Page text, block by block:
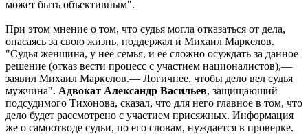
может быть объективным".
При этом мнение о том, что судья могла отказаться от дела,
опасаясь за свою жизнь, поддержал и Михаил Маркелов.
"Судья женщина, у нее семья, и ее сложно осуждать за данное
решение (отказ вести процесс с участием националистов),—
заявил Михаил Маркелов.— Логичнее, чтобы дело вел судья
мужчина". Адвокат Александр Васильев, защищающий
подсудимого Тихонова, сказал, что для него главное в том, что
дело будет рассмотрено с участием присяжных. Информация
же о самоотводе судьи, по его словам, нуждается в проверке.